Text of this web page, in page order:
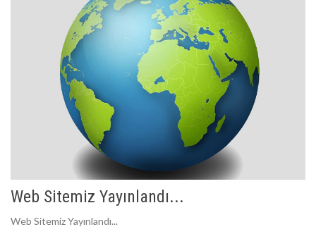
Web Sitemiz Yayınlandı...
Web Sitemiz Yayınlandı...